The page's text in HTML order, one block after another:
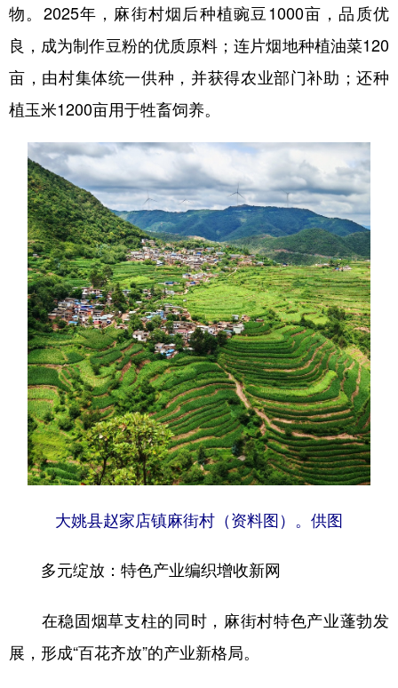
物。2025年，麻街村烟后种植豌豆1000亩，品质优
良，成为制作豆粉的优质原料；连片烟地种植油菜120
亩，由村集体统一供种，并获得农业部门补助；还种
植玉米1200亩用于牲畜饲养。
大姚县赵家店镇麻街村（资料图）。供图
多元绽放：特色产业编织增收新网
在稳固烟草支柱的同时，麻街村特色产业蓬勃发
展，形成“百花齐放”的产业新格局。